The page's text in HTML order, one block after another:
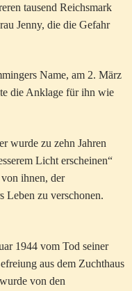
tausend Reichsmark
Jenny, die die Gefahr
Name, am 2. März
die Anklage für ihn wie
wurde zu zehn Jahren
Licht erscheinen“
von ihnen, der
Leben zu verschonen.
1944 vom Tod seiner
aus dem Zuchthaus
von den